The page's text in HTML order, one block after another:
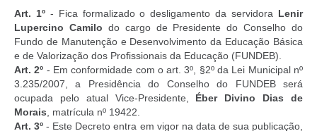
Art. 1º- Fica formalizado o desligamento da servidora Lenir
Lupercino Camilo do cargo de Presidente do Conselho do
Fundo de Manutenção e Desenvolvimento da Educação Básica
e de Valorização dos Profissionais da Educação (FUNDEB).
Art. 2º - Em conformidade com o art. 3º, §2º da Lei Municipal nº
3.235/2007, a Presidência do Conselho do FUNDEB será
ocupada pelo atual Vice-Presidente, Éber Divino Dias de
Morais , matrícula nº 19422.
Art. 3º - Este Decreto entra em vigor na data de sua publicação,